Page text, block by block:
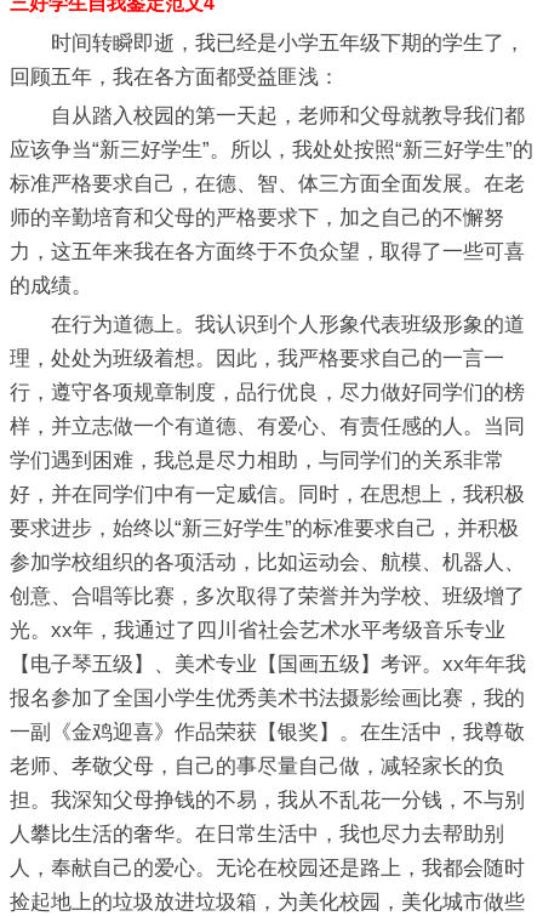
时间转瞬即逝，我已经是小学五年级下期的学生了，
回顾五年，我在各方面都受益匪浅：
自从踏入校园的第一天起，老师和父母就教导我们都
应该争当“新三好学生”。所以，我处处按照“新三好学生”的
标准严格要求自己，在德、智、体三方面全面发展。在老
师的辛勤培育和父母的严格要求下，加之自己的不懈努
力，这五年来我在各方面终于不负众望，取得了一些可喜
的成绩。
在行为道德上。我认识到个人形象代表班级形象的道
理，处处为班级着想。因此，我严格要求自己的一言一
行，遵守各项规章制度，品行优良，尽力做好同学们的榜
样，并立志做一个有道德、有爱心、有责任感的人。当同
学们遇到困难，我总是尽力相助，与同学们的关系非常
好，并在同学们中有一定威信。同时，在思想上，我积极
要求进步，始终以“新三好学生”的标准要求自己，并积极
参加学校组织的各项活动，比如运动会、航模、机器人、
创意、合唱等比赛，多次取得了荣誉并为学校、班级增了
光。xx年，我通过了四川省社会艺术水平考级音乐专业
【电子琴五级】、美术专业【国画五级】考评。xx年年我
报名参加了全国小学生优秀美术书法摄影绘画比赛，我的
一副《金鸡迎喜》作品荣获【银奖】。在生活中，我尊敬
老师、孝敬父母，自己的事尽量自己做，减轻家长的负
担。我深知父母挣钱的不易，我从不乱花一分钱，不与别
人攀比生活的奢华。在日常生活中，我也尽力去帮助别
人，奉献自己的爱心。无论在校园还是路上，我都会随时
捡起地上的垃圾放进垃圾箱，为美化校园，美化城市做些